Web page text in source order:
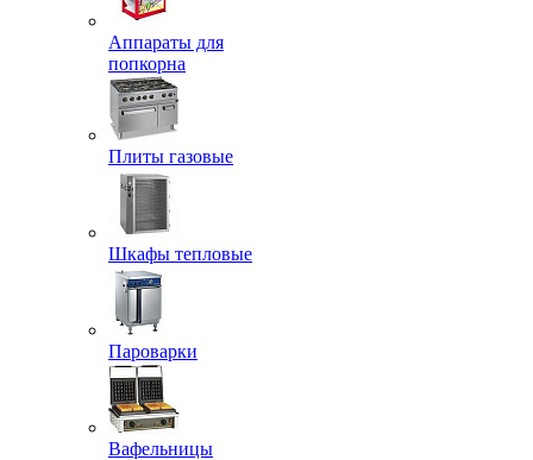
Аппараты для
попкорна
Плиты газовые
Шкафы тепловые
Пароварки
Вафельницы